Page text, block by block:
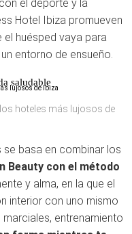
el deporte y la
Hotel Ibiza promueven
el huésped vaya para
entorno de ensueño.
saludable
hoteles más lujosos de
basa en combinar los
Beauty con el método
y alma, en la que el
interior con uno mismo
entrenamiento